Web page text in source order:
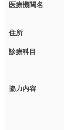
医療機関名
住所
診療科目
協力内容